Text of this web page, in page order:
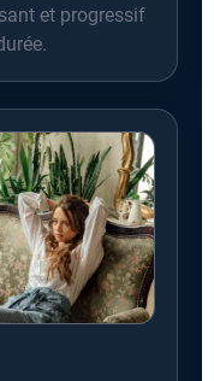
et progressif